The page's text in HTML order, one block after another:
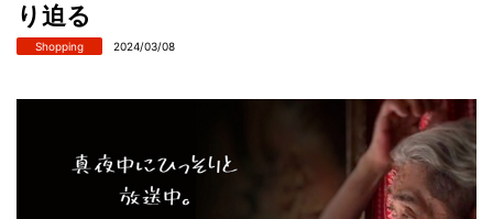
り迫る
Shopping 2024/03/08